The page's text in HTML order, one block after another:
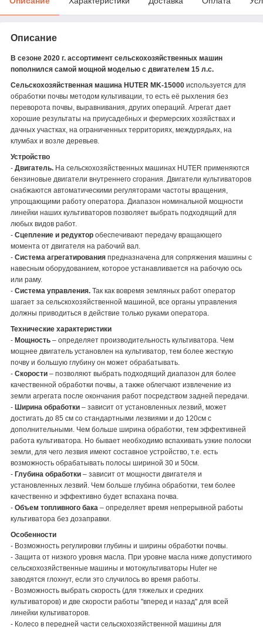
Описание
В сезоне 2020 г. ассортимент сельскохозяйственных машин
пополнился самой мощной моделью с двигателем 15 л.с.
Сельскохозяйственная машина HUTER MK-15000 используется для
обработки почвы методом культивации, то есть её рыхления без
переворота почвы, выравнивания, других операций. Агрегат дает
хорошие результаты на приусадебных и фермерских хозяйствах и
дачных участках, на ограниченных территориях, междурядьях, на
клумбах и возле деревьев.
Устройство
- Двигатель. На сельскохозяйственных машинах HUTER применяются
бензиновые двигатели внутреннего сгорания. Двигатели культиваторов
снабжаются автоматическими регуляторами частоты вращения,
упрощающими работу оператора. Диапазон номинальной мощности
линейки наших культиваторов позволяет выбрать подходящий для
любых видов работ.
- Сцепление и редуктор обеспечивают передачу вращающего
момента от двигателя на рабочий вал.
- Система агрегатирования предназначена для сопряжения машины с
навесным оборудованием, которое устанавливается на рабочую ось
или раму.
- Система управления. Так как вовремя земляных работ оператор
шагает за сельскохозяйственной машиной, все органы управления
должны приводиться в действие только руками оператора.
Технические характеристики
- Мощность – определяет производительность культиватора. Чем
мощнее двигатель установлен на культиватор, тем более жесткую
почву и большую глубину он может обрабатывать.
- Скорости – позволяют выбрать подходящий диапазон для более
качественной обработки почвы, а также облегчают извлечение из
земли агрегата после окончания работ посредством задней передачи.
- Ширина обработки – зависит от установленных лезвий, может
достигать до 85 см со стандартными лезвиями и до 120см с
дополнительными. Чем больше ширина обработки, тем эффективней
работа культиватора. Но бывает необходимо вспахивать узкие полоски
земли, для чего лезвия имеют составное устройство, т.е. есть
возможность обрабатывать полосы шириной 30 и 50см.
- Глубина обработки – зависит от мощности двигателя и
установленных лезвий. Чем больше глубина обработки, тем более
качественно и эффективно будет вспахана почва.
- Объем топливного бака – определяет время непрерывной работы
культиватора без дозаправки.
Особенности
- Возможность регулировки глубины и ширины обработки почвы.
- Защита от низкого уровня масла. При уровне масла ниже допустимого
сельскохозяйственные машины и мотокультиваторы Huter не
заводятся глохнут, если это случилось во время работы.
- Возможность выбрать скорость (для тяжелых и средних
культиваторов) и две скорости работы "вперед и назад" для всей
линейки культиваторов.
- Колесо в передней части сельскохозяйственной машины для